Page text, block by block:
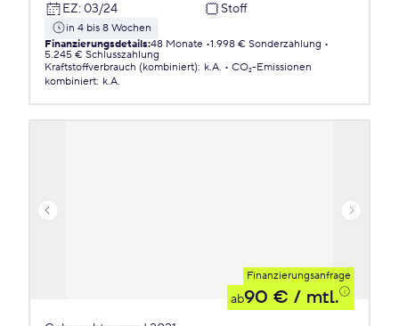
EZ: 03/24 Stoff
in 4 bis 8 Wochen
Finanzierungsdetails:48 Monate 1.998 € Sonderzahlung
5.245 € Schlusszahlung
Kraftstoffverbrauch (kombiniert): k.A.
CO₂-Emissionen
kombiniert: k.A.
Finanzierungsanfrage
ab90 € / mtl.